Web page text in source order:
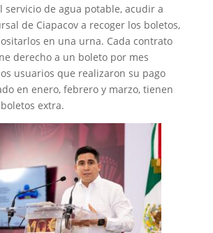
servicio de agua potable, acudir a
de Ciapacov a recoger los boletos,
en una urna. Cada contrato
derecho a un boleto por mes
usuarios que realizaron su pago
en enero, febrero y marzo, tienen
extra.